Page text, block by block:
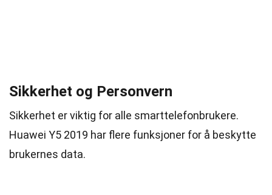
Sikkerhet og Personvern
Sikkerhet er viktig for alle smarttelefonbrukere.
Huawei Y5 2019 har flere funksjoner for å beskytte
brukernes data.